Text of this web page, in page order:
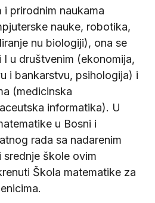
i prirodnim naukama
nauke, robotika,
nu biologiji), ona se
u društvenim (ekonomija,
i bankarstvu, psihologija) i
(medicinska
informatika). U
u Bosni i
rada sa nadarenim
srednje škole ovim
Škola matematike za